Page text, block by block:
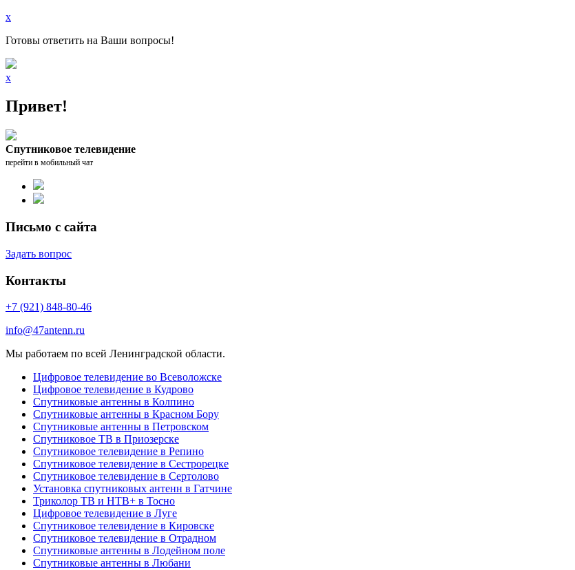
x
Готовы ответить на Ваши вопросы!
x
Привет!
Спутниковое телевидение
перейти в мобильный чат
Письмо с сайта
Задать вопрос
Контакты
+7 (921) 848-80-46
info@47antenn.ru
Мы работаем по всей Ленинградской области.
Цифровое телевидение во Всеволожске
Цифровое телевидение в Кудрово
Спутниковые антенны в Колпино
Спутниковые антенны в Красном Бору
Спутниковые антенны в Петровском
Спутниковое ТВ в Приозерске
Спутниковое телевидение в Репино
Спутниковое телевидение в Сестрорецке
Спутниковое телевидение в Сертолово
Установка спутниковых антенн в Гатчине
Триколор ТВ и НТВ+ в Тосно
Цифровое телевидение в Луге
Спутниковое телевидение в Кировске
Спутниковое телевидение в Отрадном
Спутниковые антенны в Лодейном поле
Спутниковые антенны в Любани